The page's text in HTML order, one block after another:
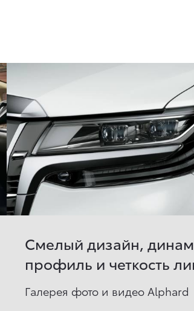
Смелый дизайн,
профиль и четкость
Галерея фото и видео Alphard